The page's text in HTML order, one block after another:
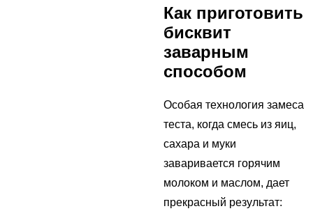
Как приготовить
бисквит
заварным
способом
Особая технология замеса
теста, когда смесь из яиц,
сахара и муки
заваривается горячим
молоком и маслом, дает
прекрасный результат: